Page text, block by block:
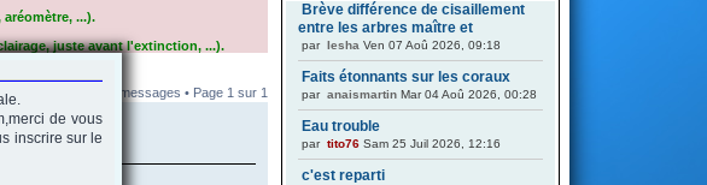
de vous
inscrire sur le
...).
juste avant l'extinction, ...).
6 messages • Page 1 sur 1
Brève différence de cisaillement
entre les arbres maître et
par Iesha Ven 07 Aoû 2026, 09:18
Faits étonnants sur les coraux
par anaismartin Mar 04 Aoû 2026, 00:28
Eau trouble
par tito76 Sam 25 Juil 2026, 12:16
c'est reparti